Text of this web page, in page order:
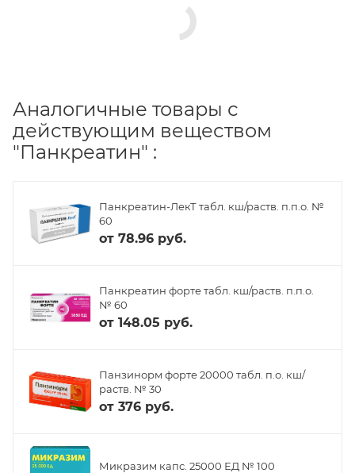
Аналогичные товары с
действующим веществом
"Панкреатин" :
Панкреатин-ЛекТ табл. кш/раств. п.п.о. №
60
от 78.96 руб.
Панкреатин форте табл. кш/раств. п.п.о.
№ 60
от 148.05 руб.
Панзинорм форте 20000 табл. п.о. кш/
раств. № 30
от 376 руб.
Микразим капс. 25000 ЕД № 100